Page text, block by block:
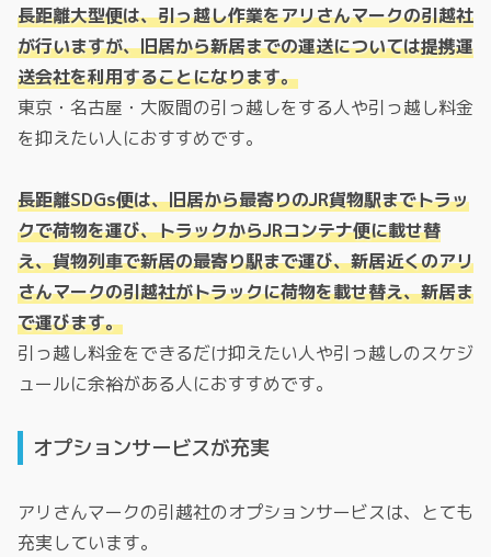
長距離大型便は、引っ越し作業をアリさんマークの引越社
が行いますが、旧居から新居までの運送については提携運
送会社を利用することになります。
東京・名古屋・大阪間の引っ越しをする人や引っ越し料金
を抑えたい人におすすめです。
長距離SDGs便は、旧居から最寄りのJR貨物駅までトラッ
クで荷物を運び、トラックからJRコンテナ便に載せ替
え、貨物列車で新居の最寄り駅まで運び、新居近くのアリ
さんマークの引越社がトラックに荷物を載せ替え、新居ま
で運びます。
引っ越し料金をできるだけ抑えたい人や引っ越しのスケジ
ュールに余裕がある人におすすめです。
オプションサービスが充実
アリさんマークの引越社のオプションサービスは、とても
充実しています。